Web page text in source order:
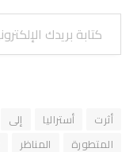
كتابة بريدك الإلكتروني...
أثرت أستراليا إلى
المتطورة
المناظر